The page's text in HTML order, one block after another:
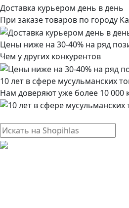
Доставка курьером день в день
При заказе товаров по городу
Цены ниже на 30-40% на ряд
Чем у других конкурентов
10 лет в сфере мусульманских
Нам доверяют уже более 10 000